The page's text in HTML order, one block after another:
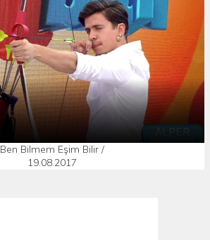
Ben Bilmem Eşim Bilir /
19.08.2017